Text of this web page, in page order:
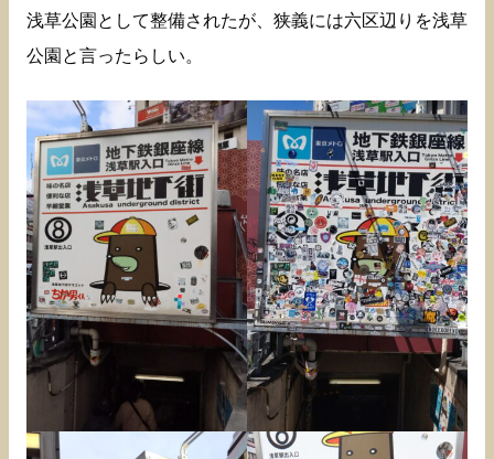
浅草公園として整備されたが、狭義には六区辺りを浅草
公園と言ったらしい。